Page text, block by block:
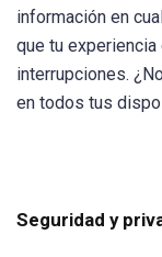
información en
que tu
interrupciones.
en todos tus
Seguridad y